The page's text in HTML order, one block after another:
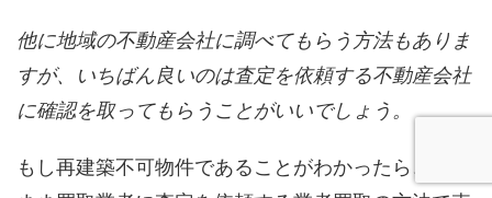
他に地域の不動産会社に調べてもらう方法もありま
すが、いちばん良いのは査定を依頼する不動産会社
に確認を取ってもらうことがいいでしょう。
もし再建築不可物件であることがわかったら、その